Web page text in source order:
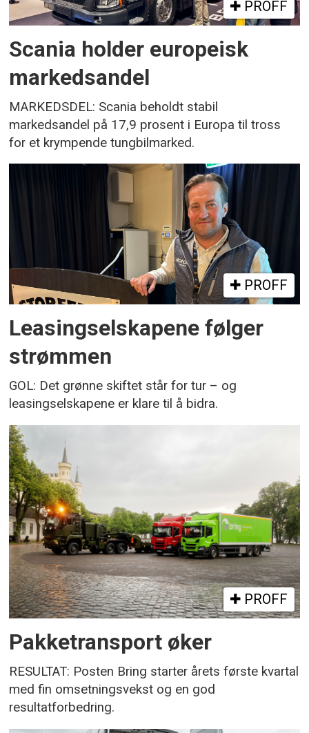
PROFF
Scania holder europeisk
markedsandel
MARKEDSDEL: Scania beholdt stabil
markedsandel på 17,9 prosent i Europa til tross
for et krympende tungbilmarked.
PROFF
Leasingselskapene følger
strømmen
GOL: Det grønne skiftet står for tur – og
leasingselskapene er klare til å bidra.
PROFF
Pakketransport øker
RESULTAT: Posten Bring starter årets første kvartal
med fin omsetningsvekst og en god
resultatforbedring.